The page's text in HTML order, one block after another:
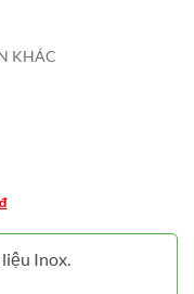
KHÁC
₫
Inox.